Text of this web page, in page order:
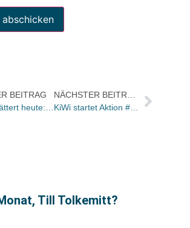
BEITRAG
Till Tolkemitt?